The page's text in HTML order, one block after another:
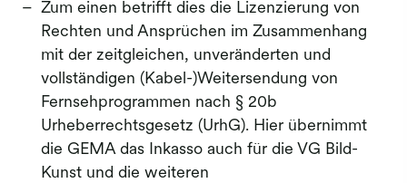
Zum einen betrifft dies die Lizenzierung von
Rechten und Ansprüchen im Zusammenhang
mit der zeitgleichen, unveränderten und
vollständigen (Kabel-)Weitersendung von
Fernsehprogrammen nach § 20b
Urheberrechtsgesetz (UrhG). Hier übernimmt
die GEMA das Inkasso auch für die VG Bild-
Kunst und die weiteren